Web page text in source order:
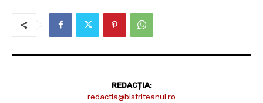
REDACȚIA:
redactia@bistriteanul.ro